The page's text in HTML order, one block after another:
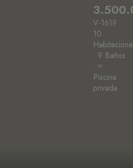
V-1619 ·
10
· 9 Baños
· ≈
Piscina
privada